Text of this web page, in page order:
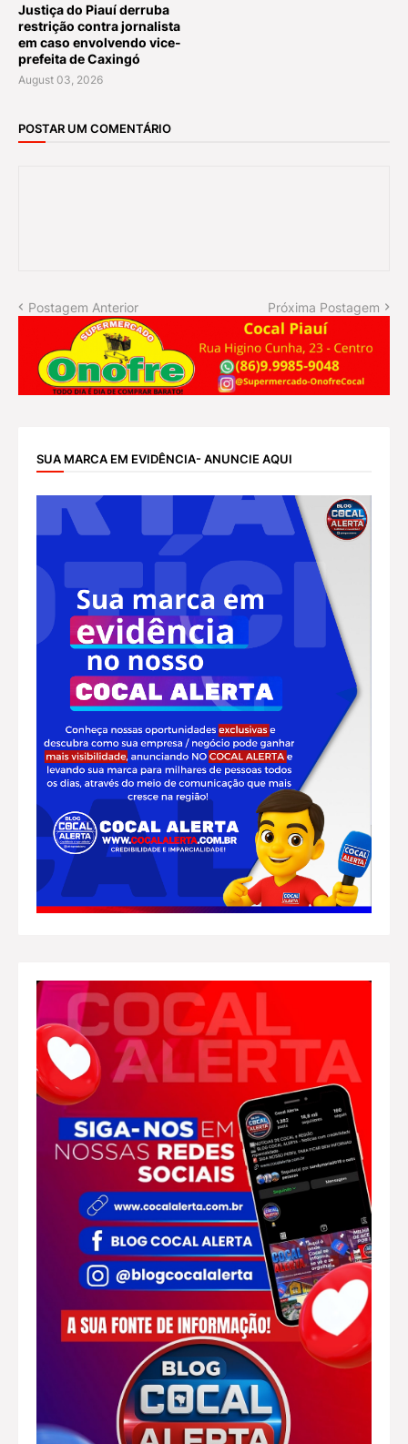
Justiça do Piauí derruba
restrição contra jornalista
em caso envolvendo vice-
prefeita de Caxingó
August 03, 2026
POSTAR UM COMENTÁRIO
Postagem Anterior Próxima Postagem
SUA MARCA EM EVIDÊNCIA- ANUNCIE AQUI